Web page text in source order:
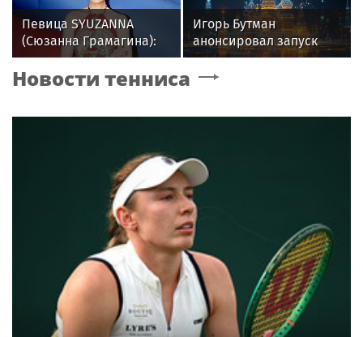
Певица SYUZANNA
(Сюзанна Грамагина):
как перестать
волноваться и начать
Игорь Бутман
анонсировал запуск
первого джазового
вуза в России
Новости тенниса